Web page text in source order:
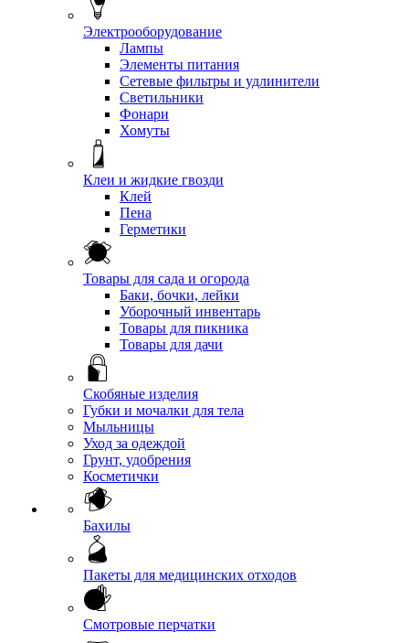
Электрооборудование
Лампы
Элементы питания
Сетевые фильтры и удлинители
Светильники
Фонари
Хомуты
Клеи и жидкие гвозди
Клей
Пена
Герметики
Товары для сада и огорода
Баки, бочки, лейки
Уборочный инвентарь
Товары для пикника
Товары для дачи
Скобяные изделия
Губки и мочалки для тела
Мыльницы
Уход за одеждой
Грунт, удобрения
Косметички
Бахилы
Пакеты для медицинских отходов
Смотровые перчатки